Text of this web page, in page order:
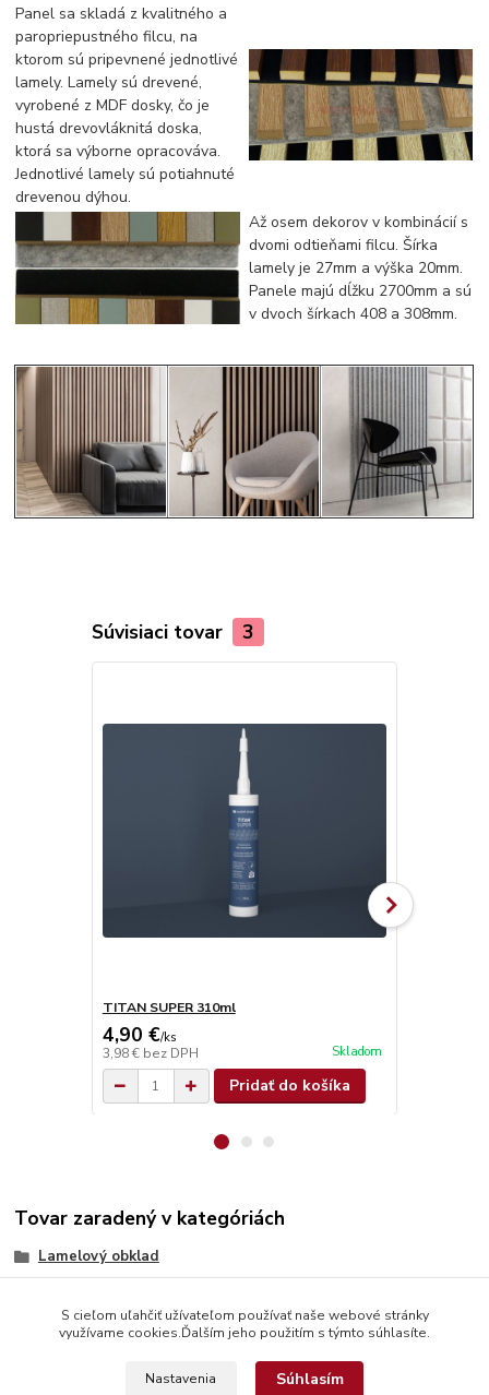
Panel sa skladá z kvalitného a
paropriepustného filcu, na
ktorom sú pripevnené jednotlivé
lamely. Lamely sú drevené,
vyrobené z MDF dosky, čo je
hustá drevovláknitá doska,
ktorá sa výborne opracováva.
Jednotlivé lamely sú potiahnuté
drevenou dýhou.
Až osem dekorov v kombinácií s
dvomi odtieňami filcu. Šírka
lamely je 27mm a výška 20mm.
Panele majú dĺžku 2700mm a sú
v dvoch šírkach 408 a 308mm.
Súvisiaci tovar 3
TITAN SUPER 310ml
4,90 €/ks
3,98 € bez DPH Skladom
Pridať do košíka
Tovar zaradený v kategóriách
Lamelový obklad
S cieľom uľahčiť užívateľom používať naše webové stránky
využívame cookies.Ďalším jeho použitím s týmto súhlasíte.
Nastavenia Súhlasím